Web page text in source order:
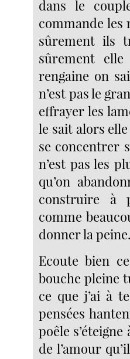
dans le
commande
sûrement ils
sûrement
rengaine on
n’est pas le
effrayer les
le sait alors
se concentrer
n’est pas les
qu’on
construire à
comme
donner la peine.
Ecoute bien
bouche pleine
ce que j’ai à
pensées
poêle
de l’amour